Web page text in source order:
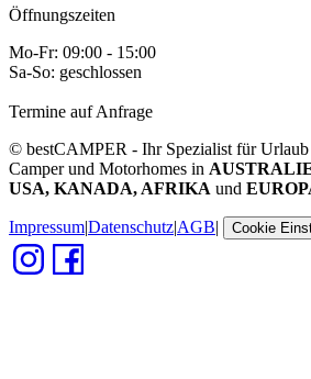
Öffnungszeiten
Mo-Fr: 09:00 - 15:00
Sa-So: geschlossen
Termine auf Anfrage
© bestCAMPER - Ihr Spezialist für
Camper und Motorhomes in
USA, KANADA, AFRIKA und
Impressum|Datenschutz|AGB| Cookie